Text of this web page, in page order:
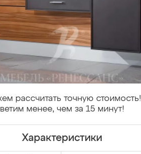
рассчитать точную стоимость!
менее, чем за 15 минут!
Характеристики